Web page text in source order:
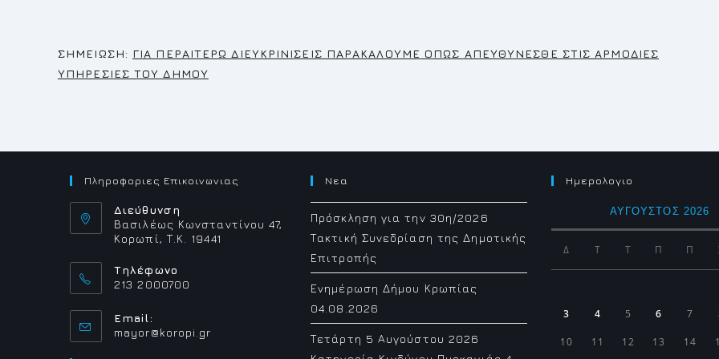
ΣΗΜΕΙΩΣΗ: ΓΙΑ ΠΕΡΑΙΤΕΡΩ ΔΙΕΥΚΡΙΝΙΣΕΙΣ ΠΑΡΑΚΑΛΟΥΜΕ ΟΠΩΣ ΑΠΕΥΘΥΝΕΣΘΕ ΣΤΙΣ ΑΡΜΟΔΙΕΣ
ΥΠΗΡΕΣΙΕΣ ΤΟΥ ΔΗΜΟΥ
Πληροφοριες Επικοινωνιας
Διεύθυνση
Βασιλέως Κωνσταντίνου 47,
Κορωπί, Τ.Κ. 19441
Τηλέφωνο
213 2000700
Email:
mayor@koropi.gr
Νεα
Πρόσκληση για την 30η/2026
Τακτική Συνεδρίαση της Δημοτικής
Επιτροπής
Ενημέρωση Δήμου Κρωπίας
04.08.2026
Τετάρτη 5 Αυγούστου 2026
Ημερολογιο
ΑΎΓΟΥΣΤΟΣ 2026
Δ Τ Τ Π Π
3 4 5 6 7
10 11 12 13 14